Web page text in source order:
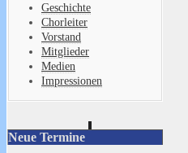
Geschichte
Chorleiter
Vorstand
Mitglieder
Medien
Impressionen
Neue Termine